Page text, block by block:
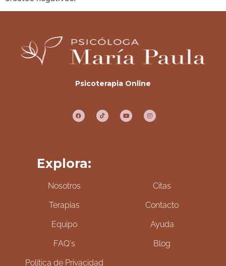
Psicoterapia Online
Explora:
Nosotros
Terapias
Equipo
FAQ's
Política de Privacidad
Citas
Contacto
Ayuda
Blog